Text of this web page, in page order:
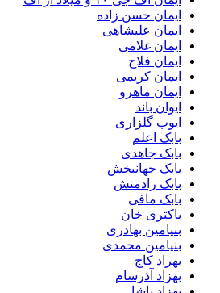
ایمان حسن زاده
ایمان علیشاهی
ایمان غلامی
ایمان فلاح
ایمان کریمی
ایمان ماهرو
ایوان باند
ایوب گلزاری
بابک اعلم
بابک جاهدی
بابک جهانبخش
بابک رادمنش
بابک مافی
باکتری خان
بنیامین بهادری
بنیامین محمدی
بهراد کاج
بهزاد آذرسام